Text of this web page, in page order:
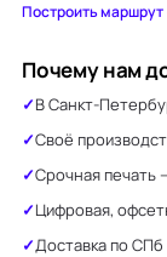
Построить
Почему нам
В Санкт-
Своё
Срочная печать
Цифровая,
Доставка по СПб